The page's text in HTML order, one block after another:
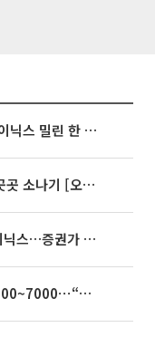
[베스트&워스트] 삼성전자·SK하이닉스 밀린 한 주…상상인증권은 85% 급등
35도 안팎 무더위 이어져…전국 곳곳 소나기 [오늘 날씨]
'불안과 기대 사이' 널뛰는 SK하이닉스…증권가 "HBM4·LTA 기반 펀터멘털 견고"
[주간증시전망] 다음주 코스피 6000~7000⋯“外人 수급은 정책이 변수”